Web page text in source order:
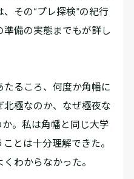
その“プレ探検”の紀行
備の実態までもが詳し
るころ、何度か角幡に
極なのか、なぜ極夜な
。私は角幡と同じ大学
とは十分理解できた。
わからなかった。